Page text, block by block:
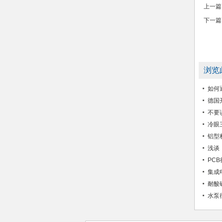
上一
下一
浏览
如何
德国
不要
冷眼
铝型
浅谈
PCB
集成
耐酸
水泵